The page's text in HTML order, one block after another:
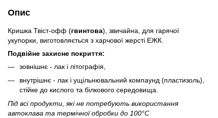
Опис
Кришка Твіст-офф (гвинтова), звичайна, для гарячої
укупорки, виготовляється з харчової жерсті ЕЖК.
Подвійне захисне покриття:
зовнішнє - лак і літографія,
внутрішнє - лак і ущільнювальний компаунд (пластизоль),
стійке до кислого та білкового середовища.
Під всі продукти, які не потребують використання
автоклава та термічної обробки до 100°C